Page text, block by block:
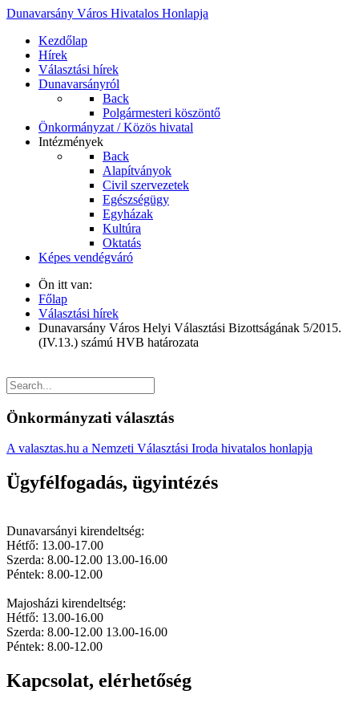
Dunavarsány Város Hivatalos Honlapja
Kezdőlap
Hírek
Választási hírek
Dunavarsányról
Back
Polgármesteri köszöntő
Önkormányzat / Közös hivatal
Intézmények
Back
Alapítványok
Civil szervezetek
Egészségügy
Egyházak
Kultúra
Oktatás
Képes vendégváró
Ön itt van:
Főlap
Választási hírek
Dunavarsány Város Helyi Választási Bizottságának 5/2015.
(IV.13.) számú HVB határozata
Önkormányzati választás
A valasztas.hu a Nemzeti Választási Iroda hivatalos honlapja
Ügyfélfogadás, ügyintézés
Dunavarsányi kirendeltség:
Hétfő: 13.00-17.00
Szerda: 8.00-12.00 13.00-16.00
Péntek: 8.00-12.00
Majosházi kirendeltség:
Hétfő: 13.00-16.00
Szerda: 8.00-12.00 13.00-16.00
Péntek: 8.00-12.00
Kapcsolat, elérhetőség